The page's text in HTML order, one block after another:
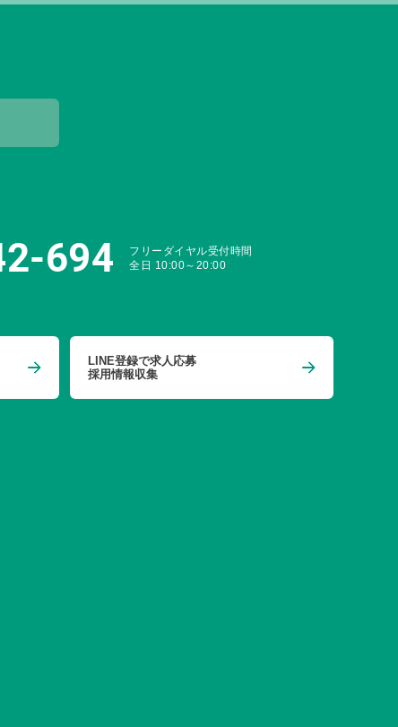
694
フリーダイヤル受付時間
全日 10:00～20:00
LINE登録で求人応募
採用情報収集